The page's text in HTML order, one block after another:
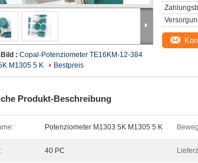
: Copal-Potenziometer TE16KM-12-384
M1305 5 K
Bestpreis
Produkt-Beschreibung
Potenziometer M1303 5K M1305 5 K
40 PC